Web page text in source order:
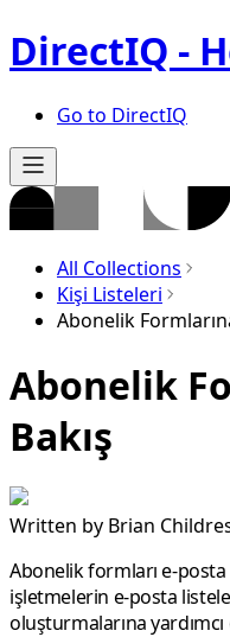
DirectIQ -
Go to DirectIQ
All Collections
Kişi Listeleri
Abonelik
Abonelik
Bakış
Written by Brian
Abonelik formları e-
işletmelerin e-posta
oluşturmalarına